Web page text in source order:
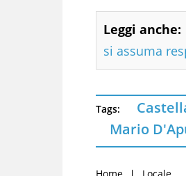
Leggi anche:
si assuma
Tags:
Mario